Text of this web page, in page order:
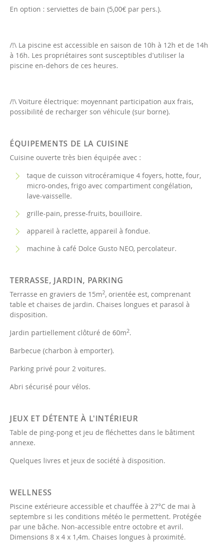
En option : serviettes de bain (5,00€ par pers.).
/!\ La piscine est accessible en saison de 10h à 12h et de 14h
à 16h. Les propriétaires sont susceptibles d'utiliser la
piscine en-dehors de ces heures.
/!\ Voiture électrique: moyennant participation aux frais,
possibilité de recharger son véhicule (sur borne).
ÉQUIPEMENTS DE LA CUISINE
Cuisine ouverte très bien équipée avec :
taque de cuisson vitrocéramique 4 foyers, hotte, four,
micro-ondes, frigo avec compartiment congélation,
lave-vaisselle.
grille-pain, presse-fruits, bouilloire.
appareil à raclette, appareil à fondue.
machine à café Dolce Gusto NEO, percolateur.
TERRASSE, JARDIN, PARKING
Terrasse en graviers de 15m2, orientée est, comprenant
table et chaises de jardin. Chaises longues et parasol à
disposition.
Jardin partiellement clôturé de 60m2.
Barbecue (charbon à emporter).
Parking privé pour 2 voitures.
Abri sécurisé pour vélos.
JEUX ET DÉTENTE À L'INTÉRIEUR
Table de ping-pong et jeu de fléchettes dans le bâtiment
annexe.
Quelques livres et jeux de société à disposition.
WELLNESS
Piscine extérieure accessible et chauffée à 27°C de mai à
septembre si les conditions météo le permettent. Protégée
par une bâche. Non-accessible entre octobre et avril.
Dimensions 8 x 4 x 1,4m. Chaises longues à proximité.